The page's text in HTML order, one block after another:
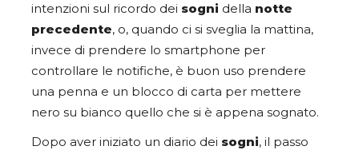
intenzioni sul ricordo dei sogni della notte
precedente, o, quando ci si sveglia la mattina,
invece di prendere lo smartphone per
controllare le notifiche, è buon uso prendere
una penna e un blocco di carta per mettere
nero su bianco quello che si è appena sognato.
Dopo aver iniziato un diario dei sogni, il passo